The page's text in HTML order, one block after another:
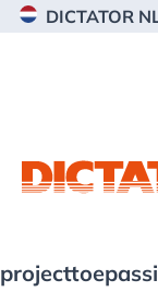
Spring
Door
SpringDICTATOR